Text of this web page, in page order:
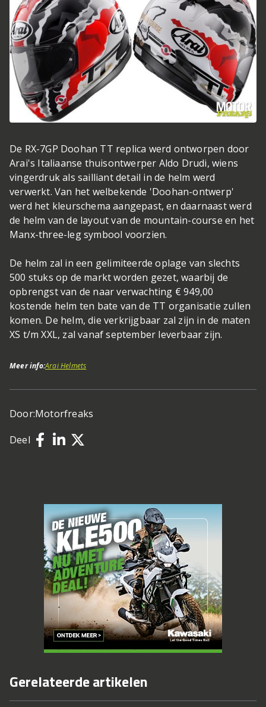
De RX-7GP Doohan TT replica werd ontworpen door
Arai's Italiaanse thuisontwerper Aldo Drudi, wiens
vingerdruk als sailliant detail in de helm werd
verwerkt. Van het welbekende 'Doohan-ontwerp'
werd het kleurschema aangepast, en daarnaast werd
de helm van de layout van de mountain-course en het
Manx-three-leg symbool voorzien.
De helm zal in een gelimiteerde oplage van slechts
500 stuks op de markt worden gezet, waarbij de
opbrengst van de naar verwachting € 949,00
kostende helm ten bate van de TT organisatie zullen
komen. De helm, die verkrijgbaar zal zijn in de maten
XS t/m XXL, zal vanaf september leverbaar zijn.
Meer info:Arai Helmets
Door:Motorfreaks
Deel
Gerelateerde artikelen